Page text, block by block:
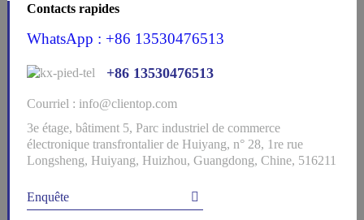
Contacts rapides
WhatsApp : +86 13530476513
+86 13530476513
Courriel : info@clientop.com
3e étage, bâtiment 5, Parc industriel de commerce
électronique transfrontalier de Huiyang, n° 28, 1re rue
Longsheng, Huiyang, Huizhou, Guangdong, Chine, 516211
Enquête